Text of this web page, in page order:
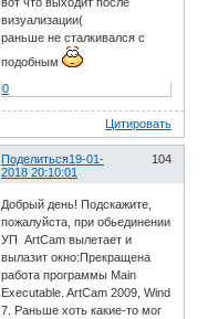
визуализации(
раньше не сталкивался с
подобным
0
Цитировать
Поделиться 104
19-01-
2018 20:10:01
Добрый день! Подскажите,
пожалуйста, при обьединении
УП ArtCam вылетает и
вылазит окно:Прекращена
работа программы Main
Executable. ArtCam 2009, Wind
7. Раньше хоть какие-то мог